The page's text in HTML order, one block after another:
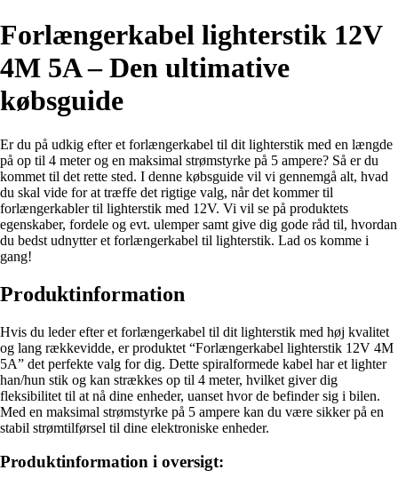
Forlængerkabel lighterstik 12V
4M 5A – Den ultimative
købsguide
Er du på udkig efter et forlængerkabel til dit lighterstik med en længde
på op til 4 meter og en maksimal strømstyrke på 5 ampere? Så er du
kommet til det rette sted. I denne købsguide vil vi gennemgå alt, hvad
du skal vide for at træffe det rigtige valg, når det kommer til
forlængerkabler til lighterstik med 12V. Vi vil se på produktets
egenskaber, fordele og evt. ulemper samt give dig gode råd til, hvordan
du bedst udnytter et forlængerkabel til lighterstik. Lad os komme i
gang!
Produktinformation
Hvis du leder efter et forlængerkabel til dit lighterstik med høj kvalitet
og lang rækkevidde, er produktet “Forlængerkabel lighterstik 12V 4M
5A” det perfekte valg for dig. Dette spiralformede kabel har et lighter
han/hun stik og kan strækkes op til 4 meter, hvilket giver dig
fleksibilitet til at nå dine enheder, uanset hvor de befinder sig i bilen.
Med en maksimal strømstyrke på 5 ampere kan du være sikker på en
stabil strømtilførsel til dine elektroniske enheder.
Produktinformation i oversigt: